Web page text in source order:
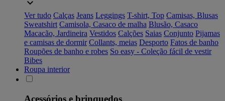
Ver tudo Calças Jeans Leggings T-shirt, Top Camisas, Blusas
Sweatshirt Camisola, Casaco de malha Blusão, Casaco
Macacão, Jardineira Vestidos Calções Saias Conjunto Pijamas
e camisas de dormir Collants, meias Desporto Fatos de banho
Roupões de banho e robes So easy - Coleção fácil de vestir
Bibes
Roupa interior
Acessórios e brinquedos